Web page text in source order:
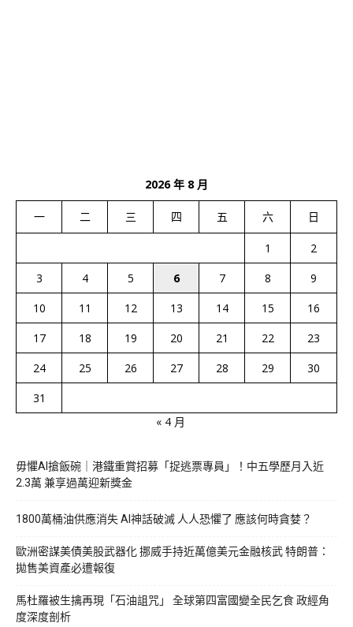
2026 年 8 月
一 二 三 四 五 六 日
1
2
3
4 5 6 7 8
9
10
11 12 13 14 15
16
17
18 19 20 21 22
23
24
25 26 27 28 29
30
31
« 4 月
毋懼AI搶飯碗｜港鐵重賞招募「捉逃票專員」！中五學歷月入近
2.3萬 兼享過萬迎新獎金
1800萬桶油供應消失 AI神話破滅 人人恐懼了 應該何時貪婪？
歐洲密謀美債美股武器化 挪威手持近萬億美元金融核武 特朗普：
拋售美資產必遭報復
馬杜羅被生擒再現「石油詛咒」 全球第四富國變全民乞食 政經角
度深度剖析